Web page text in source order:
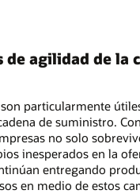
de agilidad de la
particularmente
de suministro.
no solo
inesperados en la
entregando
en medio de estos